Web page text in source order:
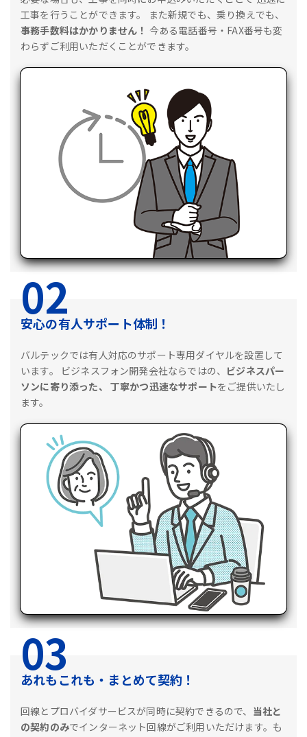
工事を行うことができます。
また新規でも、乗り換えでも、
事務手数料はかかりません！ 今ある電話番号・FAX番号も変
わらずご利用いただくことができます。
02
安心の有人サポート体制！
バルテックでは有人対応のサポート専用ダイヤルを設置して
います。
ビジネスフォン開発会社ならではの、 ビジネスパー
ソンに寄り添った、 丁寧かつ迅速なサポートをご提供いたし
ます。
03
あれもこれも・まとめて契約！
回線とプロバイダサービスが同時に契約できるので、 当社と
の契約のみでインターネット回線がご利用いただけます。も